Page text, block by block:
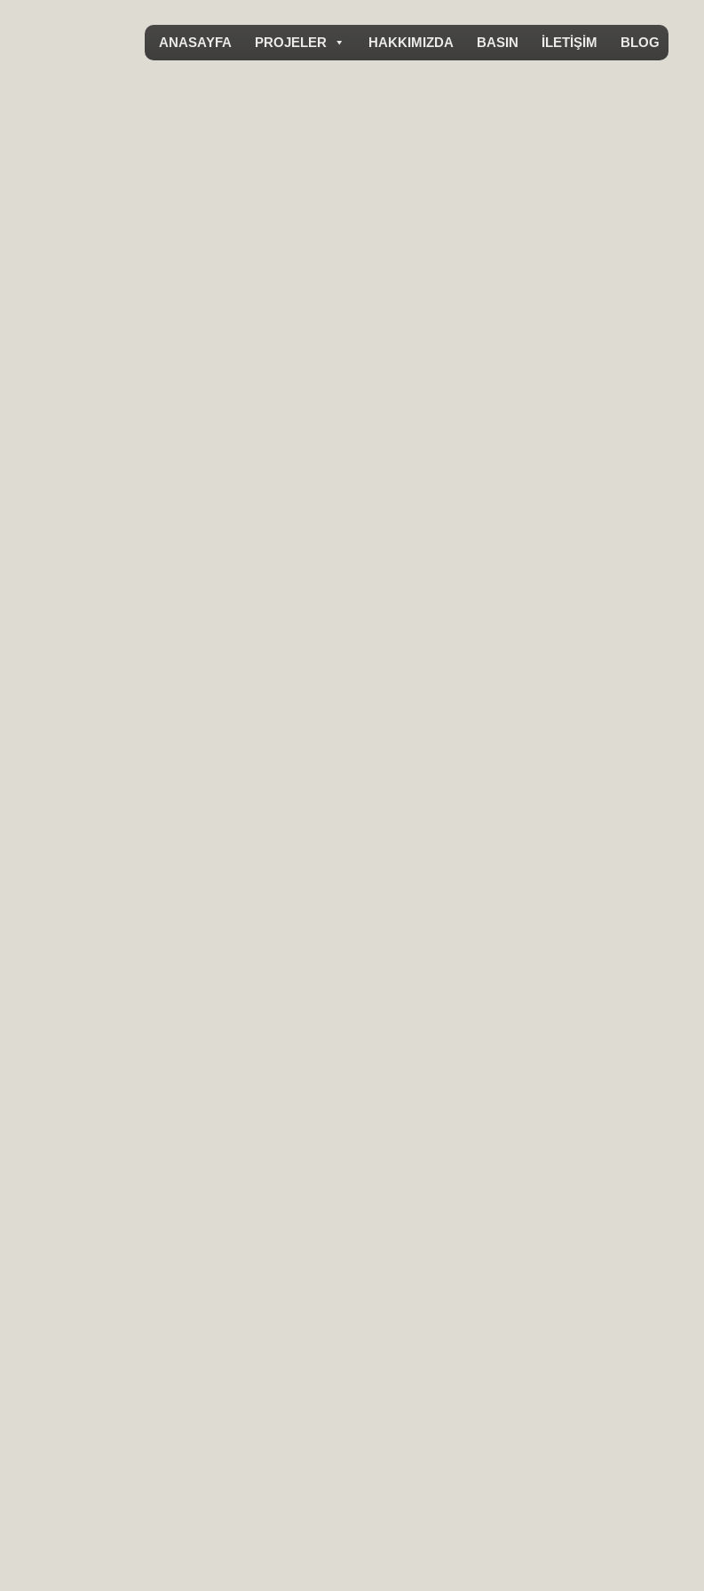
ANASAYFA PROJELER HAKKIMIZDA BASIN İLETİŞİM BLOG